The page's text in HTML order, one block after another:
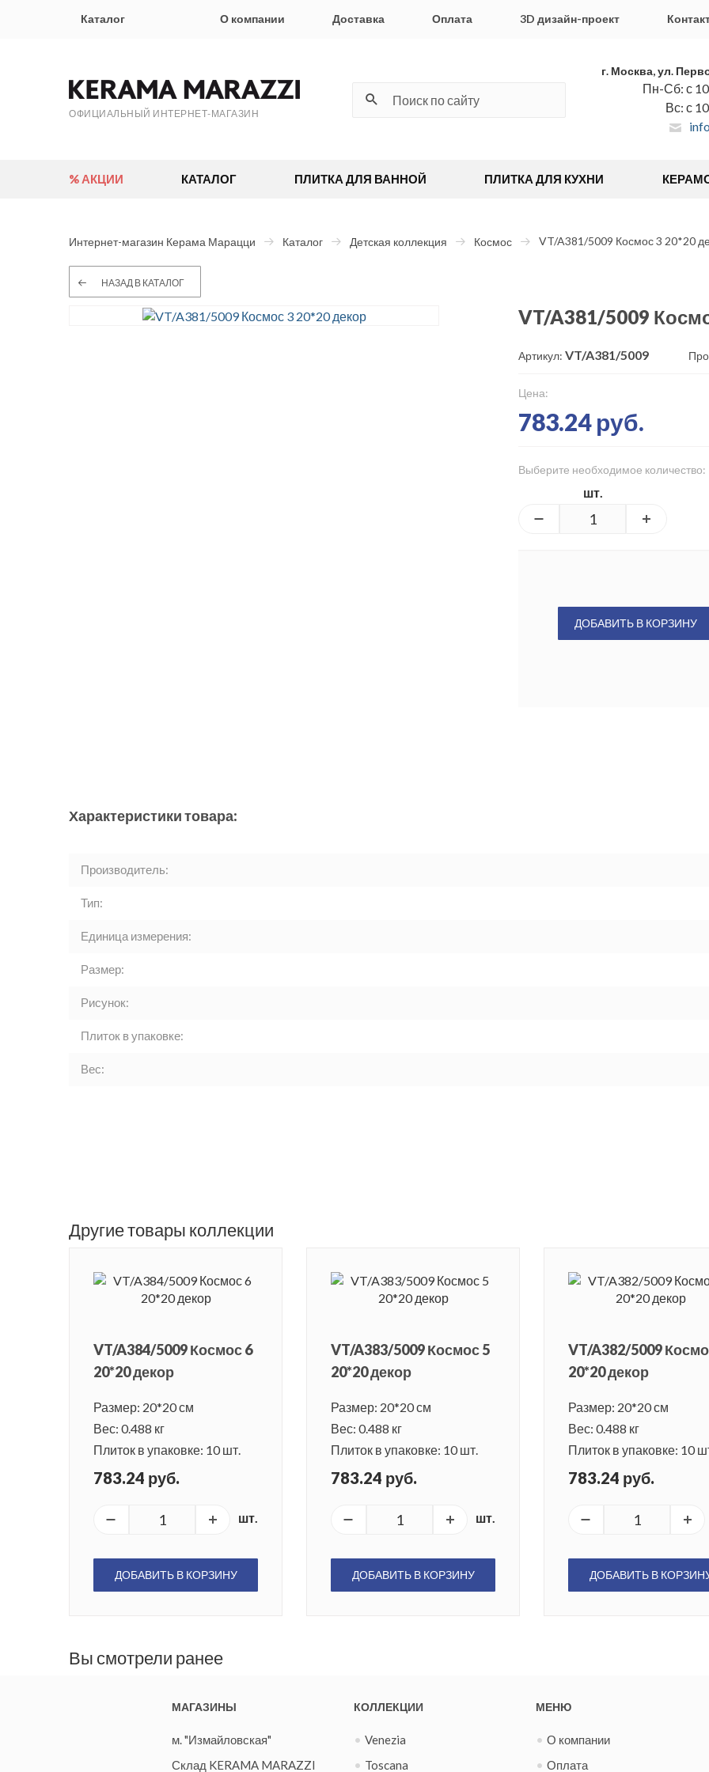
Каталог О компании Доставка Оплата 3D дизайн-проект
ОФИЦИАЛЬНЫЙ ИНТЕРНЕТ-МАГАЗИН
г. Москва, ул.
Пн-Сб: с
Вс: с
% АКЦИИ КАТАЛОГ ПЛИТКА ДЛЯ ВАННОЙ ПЛИТКА ДЛЯ КУХНИ
Интернет-магазин Керама Марацци Каталог Детская коллекция Космос VT/A381/5009 Космос 3 20*20
НАЗАД В КАТАЛОГ
VT/A381/5009
Артикул: VT/A381/5009
Цена:
783.24 руб.
Выберите необходимое количество:
шт.
ДОБАВИТЬ В КОРЗИНУ
Характеристики товара:
Производитель:
Тип:
Единица измерения:
Размер:
Рисунок:
Плиток в упаковке:
Вес:
Другие товары коллекции
VT/A384/5009 Космос 6
20*20 декор
Размер: 20*20 см
Вес: 0.488 кг
Плиток в упаковке: 10 шт.
783.24 руб.
шт.
ДОБАВИТЬ В КОРЗИНУ
VT/A383/5009 Космос 5
20*20 декор
Размер: 20*20 см
Вес: 0.488 кг
Плиток в упаковке: 10 шт.
783.24 руб.
шт.
ДОБАВИТЬ В КОРЗИНУ
VT/A382/5009
20*20 декор
Размер: 20*20 см
Вес: 0.488 кг
Плиток в упаковке: 10
783.24 руб.
ДОБАВИТЬ В
Вы смотрели ранее
МАГАЗИНЫ
м. "Измайловская"
Склад KERAMA MARAZZI
КОЛЛЕКЦИИ
Venezia
Toscana
МЕНЮ
О компании
Оплата